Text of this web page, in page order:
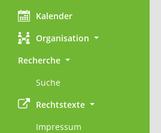
Kalender
Organisation
Recherche
Suche
Rechtstexte
Impressum